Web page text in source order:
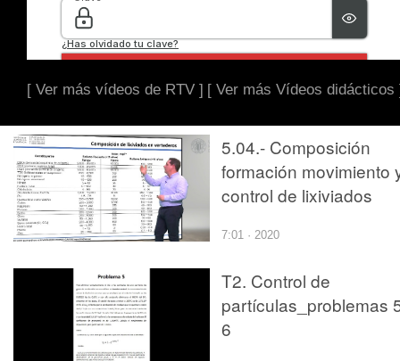
[ Ver más vídeos de RTV ] [ Ver más Vídeos didácticos
5.04.- Composición
formación movimiento
control de lixiviados
7:01 · 2020
T2. Control de
partículas_problemas
6